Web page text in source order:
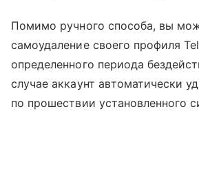
Помимо ручного способа, вы
самоудаление своего профиля
определенного периода
случае аккаунт автоматически
по прошествии установленного